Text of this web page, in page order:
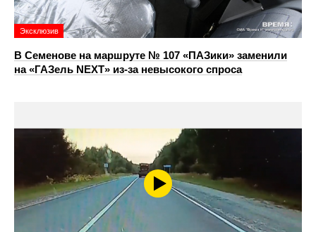
Эксклюзив
В Семенове на маршруте № 107 «ПАЗики» заменили
на «ГАЗель NEXT» из‑за невысокого спроса